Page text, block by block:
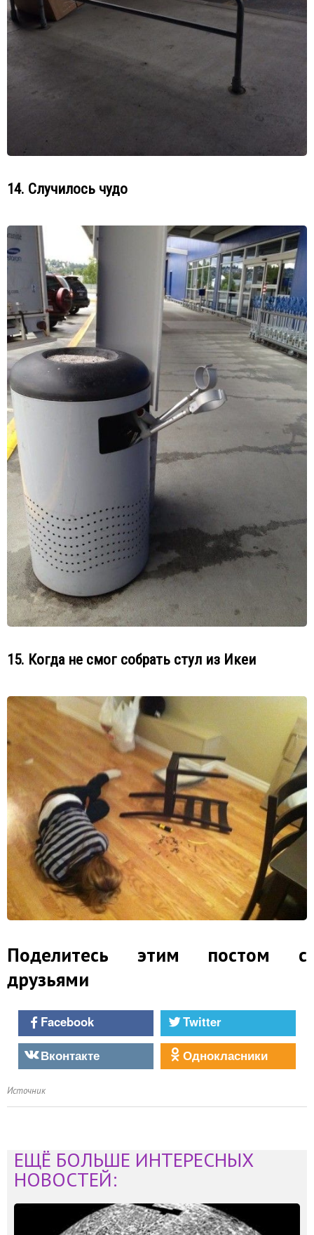
14. Случилось чудо
15. Когда не смог собрать стул из Икеи
Поделитесь этим постом с
друзьями
Facebook
Twitter
Вконтакте
Однокласники
Источник
ЕЩЁ БОЛЬШЕ ИНТЕРЕСНЫХ
НОВОСТЕЙ: